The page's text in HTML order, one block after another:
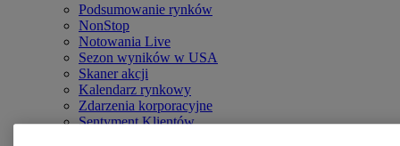
Podsumowanie rynków
NonStop
Notowania Live
Sezon wyników w USA
Skaner akcji
Kalendarz rynkowy
Zdarzenia korporacyjne
Sentyment Klientów